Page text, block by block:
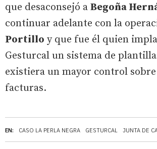
EN: CASO LA PERLA NEGRA GESTURCAL JUNTA DE
que desaconsejó a Begoña
continuar adelante con la
Portillo y que fue él quien
Gesturcal un sistema de
existiera un mayor control sobre
facturas.